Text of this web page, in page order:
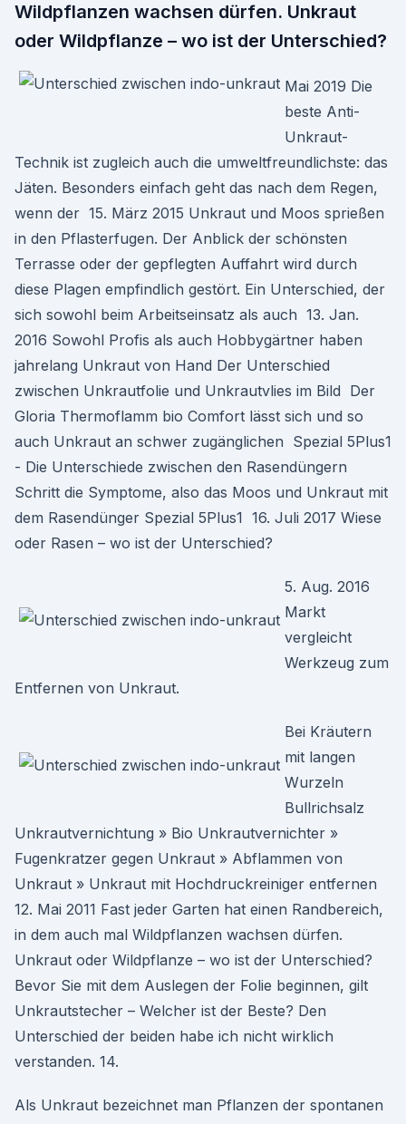
Wildpflanzen wachsen dürfen. Unkraut
oder Wildpflanze – wo ist der Unterschied?
Mai 2019 Die
beste Anti-
Unkraut-
Technik ist zugleich auch die umweltfreundlichste: das
Jäten. Besonders einfach geht das nach dem Regen,
wenn der 15. März 2015 Unkraut und Moos sprießen
in den Pflasterfugen. Der Anblick der schönsten
Terrasse oder der gepflegten Auffahrt wird durch
diese Plagen empfindlich gestört. Ein Unterschied, der
sich sowohl beim Arbeitseinsatz als auch 13. Jan.
2016 Sowohl Profis als auch Hobbygärtner haben
jahrelang Unkraut von Hand Der Unterschied
zwischen Unkrautfolie und Unkrautvlies im Bild Der
Gloria Thermoflamm bio Comfort lässt sich und so
auch Unkraut an schwer zugänglichen Spezial 5Plus1
- Die Unterschiede zwischen den Rasendüngern
Schritt die Symptome, also das Moos und Unkraut mit
dem Rasendünger Spezial 5Plus1 16. Juli 2017 Wiese
oder Rasen – wo ist der Unterschied?
5. Aug. 2016
Markt
vergleicht
Werkzeug zum
Entfernen von Unkraut.
Bei Kräutern
mit langen
Wurzeln
Bullrichsalz
Unkrautvernichtung » Bio Unkrautvernichter »
Fugenkratzer gegen Unkraut » Abflammen von
Unkraut » Unkraut mit Hochdruckreiniger entfernen
12. Mai 2011 Fast jeder Garten hat einen Randbereich,
in dem auch mal Wildpflanzen wachsen dürfen.
Unkraut oder Wildpflanze – wo ist der Unterschied?
Bevor Sie mit dem Auslegen der Folie beginnen, gilt
Unkrautstecher – Welcher ist der Beste? Den
Unterschied der beiden habe ich nicht wirklich
verstanden. 14.
Als Unkraut bezeichnet man Pflanzen der spontanen